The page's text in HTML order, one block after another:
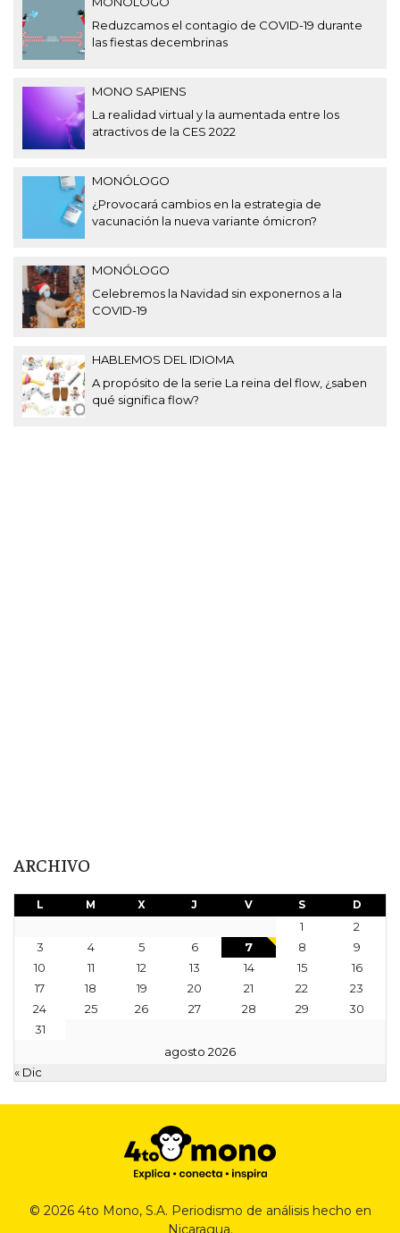
Reduzcamos el contagio de COVID-19 durante
las fiestas decembrinas
MONO SAPIENS
La realidad virtual y la aumentada entre los
atractivos de la CES 2022
MONÓLOGO
¿Provocará cambios en la estrategia de
vacunación la nueva variante ómicron?
MONÓLOGO
Celebremos la Navidad sin exponernos a la
COVID-19
HABLEMOS DEL IDIOMA
A propósito de la serie La reina del flow, ¿saben
qué significa flow?
ARCHIVO
agosto 2026
L M X J V S D
1
2
3
4 5 6 7 8
9
10
11 12 13 14 15
16
17
18 19 20 21 22
23
24
25 26 27 28 29
30
31
« Dic
© 2026 4to Mono, S.A. Periodismo de análisis hecho en
Nicaragua.